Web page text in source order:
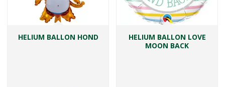
HELIUM BALLON HOND
HELIUM BALLON LOVE
MOON BACK